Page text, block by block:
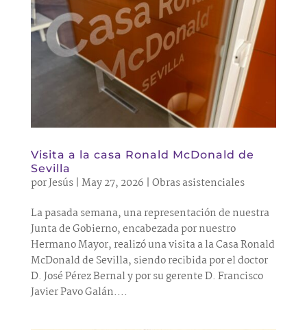
Visita a la casa Ronald McDonald de
Sevilla
porJesús| May 27, 2026 | Obras asistenciales
La pasada semana, una representación de nuestra
Junta de Gobierno, encabezada por nuestro
Hermano Mayor, realizó una visita a la Casa Ronald
McDonald de Sevilla, siendo recibida por el doctor
D. José Pérez Bernal y por su gerente D. Francisco
Javier Pavo Galán....